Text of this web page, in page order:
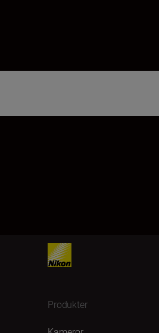
Produkter